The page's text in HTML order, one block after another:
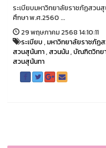
ระเบียบมหาวิทยาลัยราชภัฏสวน
ศึกษา พ.ศ.2560 ...
29 พฤษภาคม 2568 14:10:11
ระเบียบ,มหาวิทยาลัยราชภัฏ
สวนสุนันทา,สวนนัน,บัณฑิตวิทย
สวนสุนันทา